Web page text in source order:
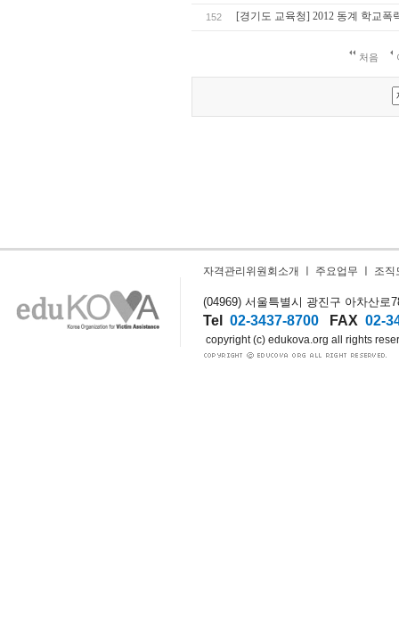
152 [경기도 교육청] 2012 동계 학교
처음
자격관리위원회소개 주요업무 조직
(04969) 서울특별시 광진구 아차산로
Tel 02-3437-8700 FAX 02-
copyright (c) edukova.org all rights